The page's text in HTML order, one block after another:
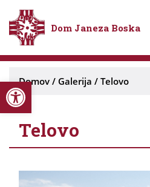
Open toolbar
Dom Janeza Boska
Domov / Galerija / Telovo
Telovo